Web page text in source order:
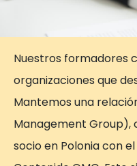
Nuestros formadores
organizaciones que
Mantemos una
Management Group),
socio en Polonia con